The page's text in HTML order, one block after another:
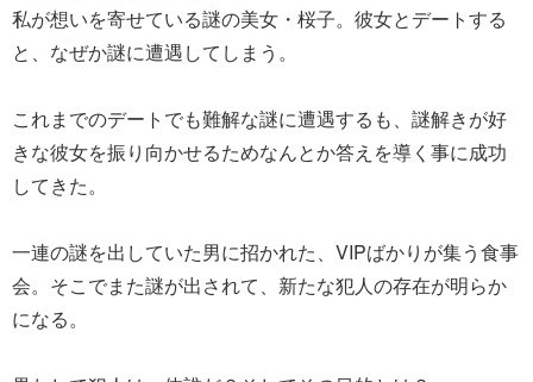
私が想いを寄せている謎の美女・桜子。彼女とデートする
と、なぜか謎に遭遇してしまう。
これまでのデートでも難解な謎に遭遇するも、謎解きが好
きな彼女を振り向かせるためなんとか答えを導く事に成功
してきた。
一連の謎を出していた男に招かれた、VIPばかりが集う食事
会。そこでまた謎が出されて、新たな犯人の存在が明らか
になる。